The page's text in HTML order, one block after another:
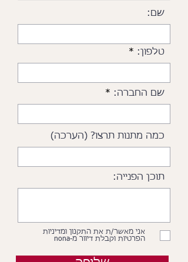
שם:
טלפון:
שם החברה:
כמה מתנות תרצו? (הערכה)
תוכן הפנייה:
אני מאשר/ת את התקנון ומדיניות
הפרטיות וקבלת דיוור מ-nona